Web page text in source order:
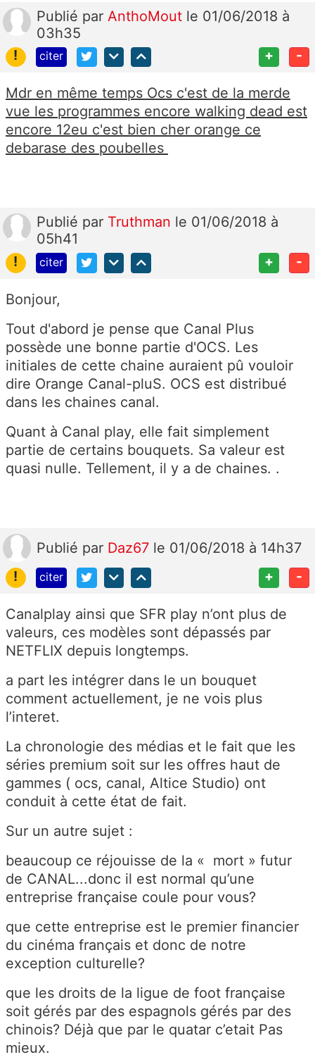
Publié par AnthoMout le 01/06/2018 à
03h35
!
citer + -
Mdr en même temps Ocs c'est de la merde
vue les programmes encore walking dead est
encore 12eu c'est bien cher orange ce
debarase des poubelles
Publié par Truthman le 01/06/2018 à
05h41
!
citer + -
Bonjour,
Tout d'abord je pense que Canal Plus
possède une bonne partie d'OCS. Les
initiales de cette chaine auraient pû vouloir
dire Orange Canal-pluS. OCS est distribué
dans les chaines canal.
Quant à Canal play, elle fait simplement
partie de certains bouquets. Sa valeur est
quasi nulle. Tellement, il y a de chaines. .
Publié par Daz67 le 01/06/2018 à 14h37
!
citer + -
Canalplay ainsi que SFR play n’ont plus de
valeurs, ces modèles sont dépassés par
NETFLIX depuis longtemps.
a part les intégrer dans le un bouquet
comment actuellement, je ne vois plus
l’interet.
La chronologie des médias et le fait que les
séries premium soit sur les offres haut de
gammes ( ocs, canal, Altice Studio) ont
conduit à cette état de fait.
Sur un autre sujet :
beaucoup ce réjouisse de la « mort » futur
de CANAL...donc il est normal qu’une
entreprise française coule pour vous?
que cette entreprise est le premier financier
du cinéma français et donc de notre
exception culturelle?
que les droits de la ligue de foot française
soit gérés par des espagnols gérés par des
chinois? Déjà que par le quatar c’etait Pas
mieux.